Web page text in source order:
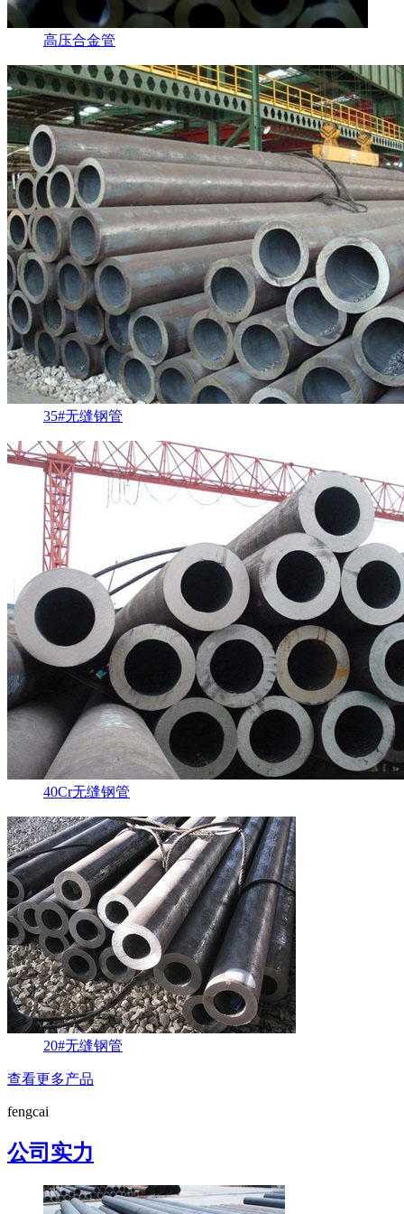
高压合金管
35#无缝钢管
40Cr无缝钢管
20#无缝钢管
查看更多产品
fengcai
公司实力